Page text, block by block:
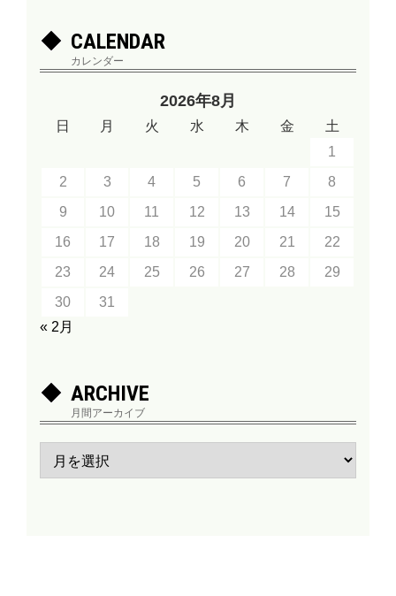
CALENDAR
カレンダー
2026年8月
日 月 火 水 木 金
土
1
2
3 4 5 6 7
8
9
10 11 12 13 14
15
16
17 18 19 20 21
22
23
24 25 26 27 28
29
30
31
« 2月
ARCHIVE
月間アーカイブ